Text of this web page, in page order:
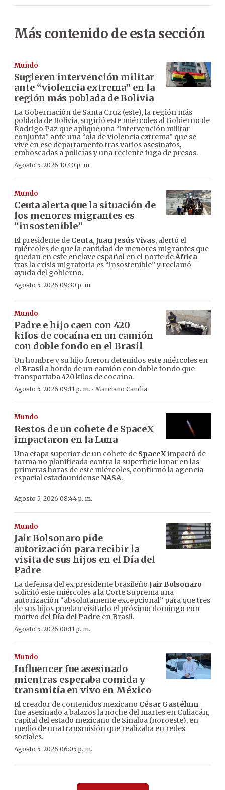
Más contenido de esta sección
Mundo
Sugieren intervención militar
ante “violencia extrema” en la
región más poblada de Bolivia
La Gobernación de Santa Cruz (este), la región más
poblada de Bolivia, sugirió este miércoles al Gobierno de
Rodrigo Paz que aplique una “intervención militar
conjunta” ante una “ola de violencia extrema” que se
vive en ese departamento tras varios asesinatos,
emboscadas a policías y una reciente fuga de presos.
Agosto 5, 2026 10:40 p. m.
Mundo
Ceuta alerta que la situación de
los menores migrantes es
“insostenible”
El presidente de Ceuta,Juan Jesús Vivas, alertó el
miércoles de que la cantidad de menores migrantes que
quedan en este enclave español en el norte deÁfrica
tras la crisis migratoria es “insostenible” y reclamó
ayuda del gobierno.
Agosto 5, 2026 09:30 p. m.
Mundo
Padre e hijo caen con 420
kilos de cocaína en un camión
con doble fondo en el Brasil
Un hombre y su hijo fueron detenidos este miércoles en
el Brasila bordo de un camión con doble fondo que
transportaba 420 kilos de cocaína.
Agosto 5, 2026 09:11 p. m. · Marciano Candia
Mundo
Restos de un cohete de SpaceX
impactaron en la Luna
Una etapa superior de un cohete de SpaceXimpactó de
forma no planificada contra la superficie lunar en las
primeras horas de este miércoles, confirmó la agencia
espacial estadounidenseNASA.
Agosto 5, 2026 08:44 p. m.
Mundo
Jair Bolsonaro pide
autorización para recibir la
visita de sus hijos en el Día del
Padre
La defensa del ex presidente brasileño Jair Bolsonaro
solicitó este miércoles a la Corte Suprema una
autorización “absolutamente excepcional” para que tres
de sus hijos puedan visitarlo el próximo domingo con
motivo del Día del Padre en Brasil.
Agosto 5, 2026 08:11 p. m.
Mundo
Influencer fue asesinado
mientras esperaba comida y
transmitía en vivo en México
El creador de contenidos mexicano César Gastélum
fue asesinado a balazos la noche del martes en Culiacán,
capital del estado mexicano de Sinaloa (noroeste), en
medio de una transmisión que realizaba en redes
sociales.
Agosto 5, 2026 06:05 p. m.